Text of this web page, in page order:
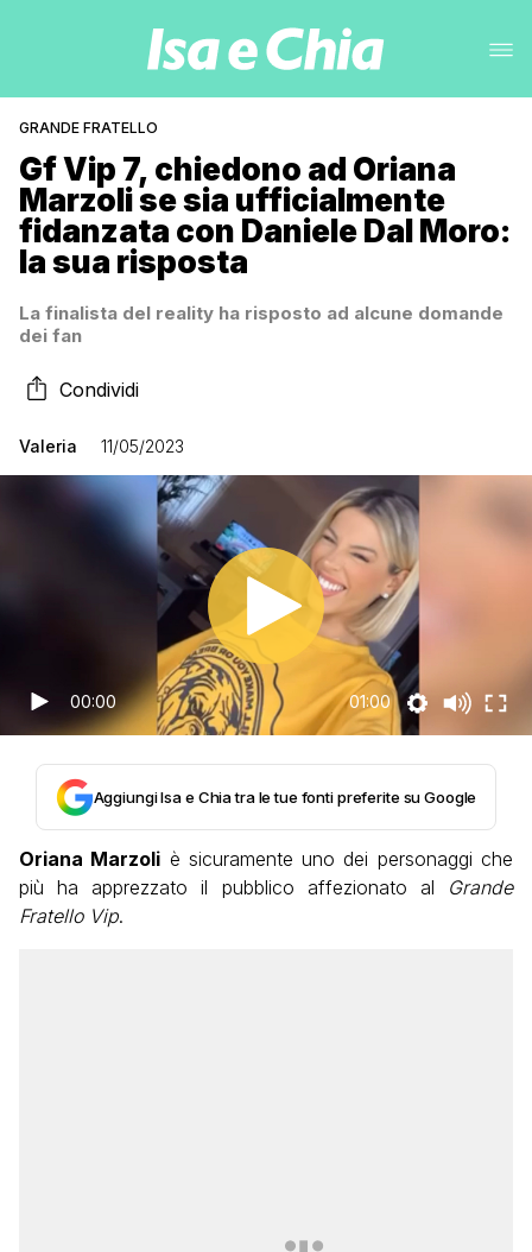
GRANDE FRATELLO
Gf Vip 7, chiedono ad Oriana
Marzoli se sia ufficialmente
fidanzata con Daniele Dal Moro:
la sua risposta
La finalista del reality ha risposto ad alcune domande
dei fan
Condividi
Valeria 11/05/2023
00:00 01:00
Aggiungi Isa e Chia tra le tue fonti preferite su Google
Oriana Marzoli è sicuramente uno dei personaggi che
più ha apprezzato il pubblico affezionato al Grande
Fratello Vip.